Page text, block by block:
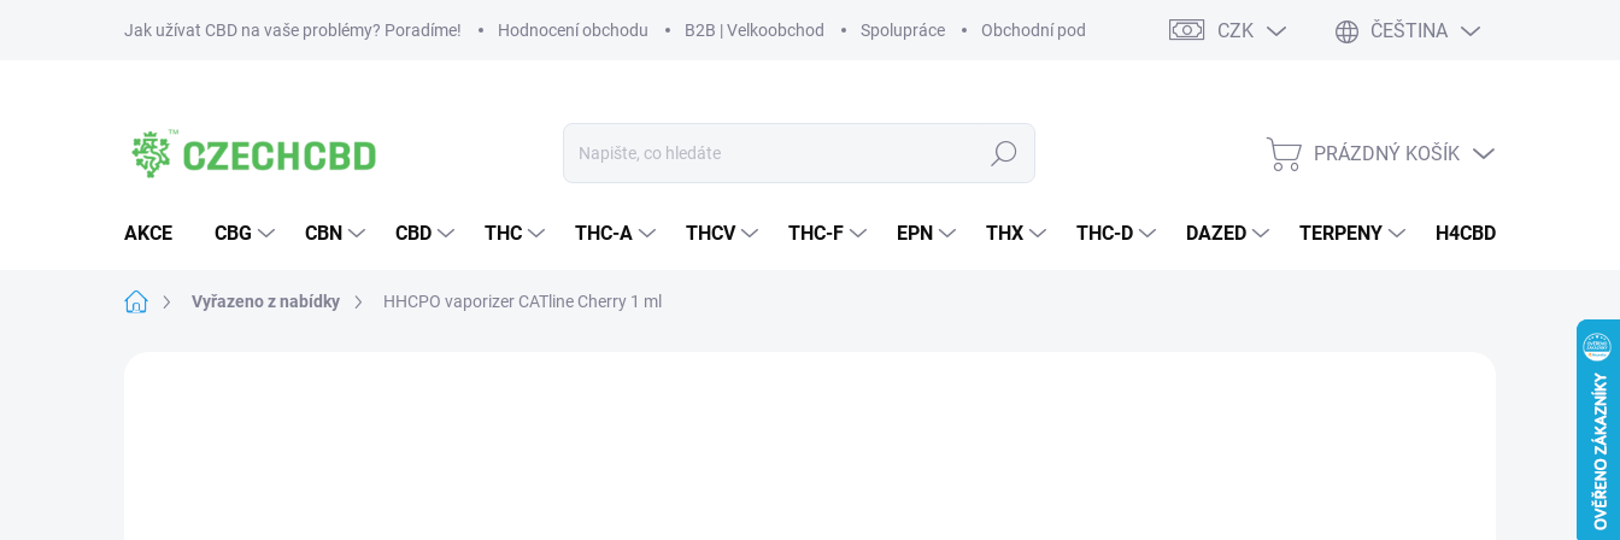
Jak užívat CBD na vaše problémy? Poradíme! Hodnocení obchodu B2B | Velkoobchod Spolupráce Obchodní podmínky Podmínky ochrany osobních údajů
CZK ČEŠTINA
Hledat
NÁKUPNÍ
PRÁZDNÝ KOŠÍK
AKCE CBG CBN CBD THC THC-A THCV THC-F EPN THX THC-D DAZED TERPENY H4CBD
Domů Vyřazeno z nabídky HHCPO vaporizer CATline Cherry 1 ml